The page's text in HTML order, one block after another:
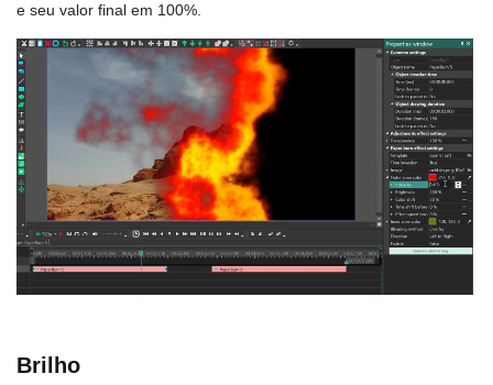
e seu valor final em 100%.
Brilho